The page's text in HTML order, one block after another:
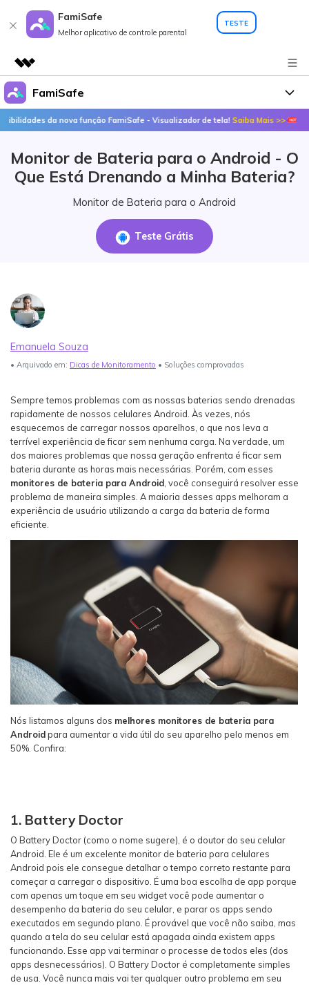
FamiSafe
Melhor aplicativo de controle parental
TESTE
Produtos em destaque
Criatividade digital com IA generativa
Visão geral
Soluções
Sobre nós
Sala de imprensa
FamiSafe
Por que o FamiSafe
FamiSafe - Seu aliado em
Produtos
FamiSafe
FamiSafe Edu
Veja Mais >
Teste Agora
search
da nova função FamiSafe - Visualizador de tela!Saiba Mais >>
Monitor de Bateria para o Android - O
Que Está Drenando a Minha Bateria?
Monitor de Bateria para o Android
Teste Grátis
Emanuela Souza
• Arquivado em: Dicas de Monitoramento • Soluções comprovadas
Sempre temos problemas com as nossas baterias sendo drenadas
rapidamente de nossos celulares Android. Às vezes, nós
esquecemos de carregar nossos aparelhos, o que nos leva a
terrível experiência de ficar sem nenhuma carga. Na verdade, um
dos maiores problemas que nossa geração enfrenta é ficar sem
bateria durante as horas mais necessárias. Porém, com esses
monitores de bateria para Android, você conseguirá resolver esse
problema de maneira simples. A maioria desses apps melhoram a
experiência de usuário utilizando a carga da bateria de forma
eficiente.
Nós listamos alguns dos melhores monitores de bateria para
Androidpara aumentar a vida útil do seu aparelho pelo menos em
50%. Confira:
1. Battery Doctor
O Battery Doctor (como o nome sugere), é o doutor do seu celular
Android. Ele é um excelente monitor de bateria para celulares
Android pois ele consegue detalhar o tempo correto restante para
começar a carregar o dispositivo. É uma boa escolha de app porque
com apenas um toque em seu widget você pode aumentar o
desempenho da bateria do seu celular, e parar os apps sendo
executados em segundo plano. É provável que você não saiba, mas
quando a tela do seu celular está apagada ainda existem apps
funcionando. Esse app vai terminar o processe de todos eles (dos
apps desnecessários). O Battery Doctor é completamente simples
de usa. Você nunca mais vai ter qualquer outro problema em seu